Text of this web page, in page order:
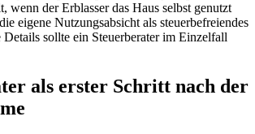
wenn der Erblasser das Haus selbst genutzt
eigene Nutzungsabsicht als steuerbefreiendes
sollte ein Steuerberater im Einzelfall
als erster Schritt nach der